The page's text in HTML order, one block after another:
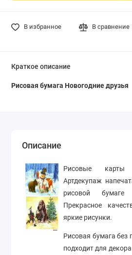
В избранное В сравнение
Краткое описание
Рисовая бумага Новогодние друзья
Описание
Рисовые
Артдекупаж
рисовой
Прекрасное
яркие рисунки.
Рисовая бумага без
подходит для